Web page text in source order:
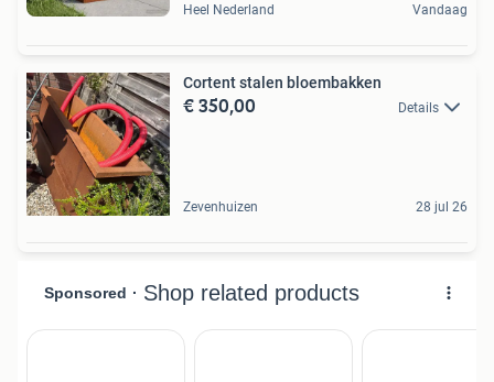
Heel Nederland Vandaag
Cortent stalen bloembakken
€ 350,00 Details
Zevenhuizen 28 jul 26